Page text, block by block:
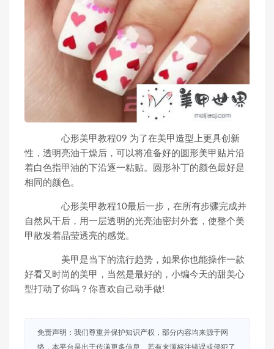
心形美甲教程09 为了在美甲造型上更具创新
性，透明亮油干燥后，可以将准备好的圆形美甲贴片沿
着白色指甲油的下沿逐一粘贴。圆形补丁的颜色最好是
相同的颜色。
心形美甲教程10最后一步，在所有步骤完成并
自然风干后，用一层透明的光亮油密封外套，使整个美
甲散发着晶莹透亮的感觉。
美甲是当下的流行趋势，如果你也能操作一款
好看又时尚的美甲，当然是最好的，小编今天的甜美心
型打动了你吗？你喜欢自己动手做!
免责声明：我们尊重并保护知识产权，部分内容均来源于网
络，本平台是出于传递更多信息、若有来源标注错误或侵犯了